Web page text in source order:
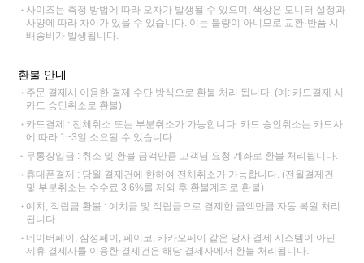
사이즈는 측정 방법에 따라 오차가 발생될 수 있으며, 색상은 모니터 설정과
사양에 따라 차이가 있을 수 있습니다. 이는 불량이 아니므로 교환·반품 시
배송비가 발생됩니다.
환불 안내
주문 결제시 이용한 결제 수단 방식으로 환불 처리 됩니다. (예: 카드결제 시
카드 승인취소로 환불)
카드결제 : 전체취소 또는 부분취소가 가능합니다. 카드 승인취소는 카드사
에 따라 1~3일 소요될 수 있습니다.
무통장입금 : 취소 및 환불 금액만큼 고객님 요청 계좌로 환불 처리됩니다.
휴대폰결제 : 당월 결제건에 한하여 전체취소가 가능합니다. (전월결제건
및 부분취소는 수수료 3.6%를 제외 후 환불계좌로 환불)
예치, 적립금 환불 : 예치금 및 적립금으로 결제한 금액만큼 자동 복원 처리
됩니다.
네이버페이, 삼성페이, 페이코, 카카오페이 같은 당사 결제 시스템이 아닌
제휴 결제사를 이용한 결제건은 해당 결제사에서 환불 처리됩니다.